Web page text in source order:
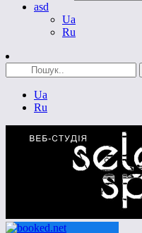
asd
Ua
Ru
Ua
Ru